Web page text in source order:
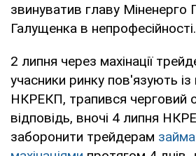
звинуватив главу Міненерго
Галущенка в непрофесійності.
2 липня через махінації
учасники ринку пов'язують
НКРЕКП, трапився черговий
відповідь, вночі 4 липня
заборонити трейдерам